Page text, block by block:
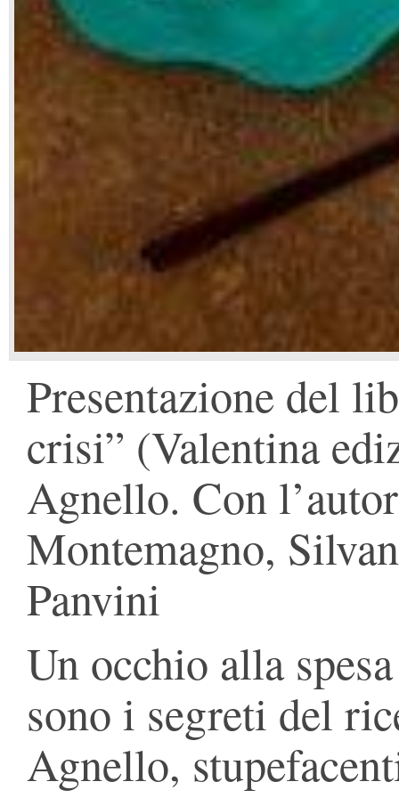
Presentazione del
crisi” (Valentina
Agnello. Con
Montemagno,
Panvini
Un occhio alla
sono i segreti del
Agnello,